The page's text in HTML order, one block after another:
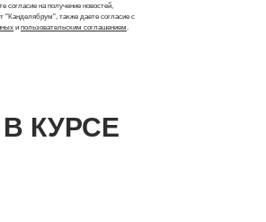
согласие на получение новостей,
"Канделябрум", также даете согласие с
и пользовательским соглашением.
КУРСЕ